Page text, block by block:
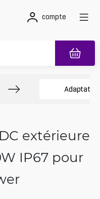
compte
extérieure
IP67 pour